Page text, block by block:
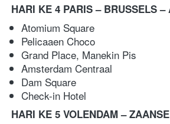
HARI KE 4 PARIS – BRUSSELS –
Atomium Square
Pelicaaen Choco
Grand Place, Manekin Pis
Amsterdam Centraal
Dam Square
Check-in Hotel
HARI KE 5 VOLENDAM –